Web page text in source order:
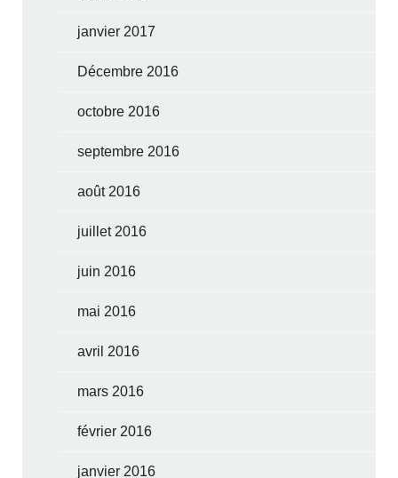
janvier 2017
Décembre 2016
octobre 2016
septembre 2016
août 2016
juillet 2016
juin 2016
mai 2016
avril 2016
mars 2016
février 2016
janvier 2016